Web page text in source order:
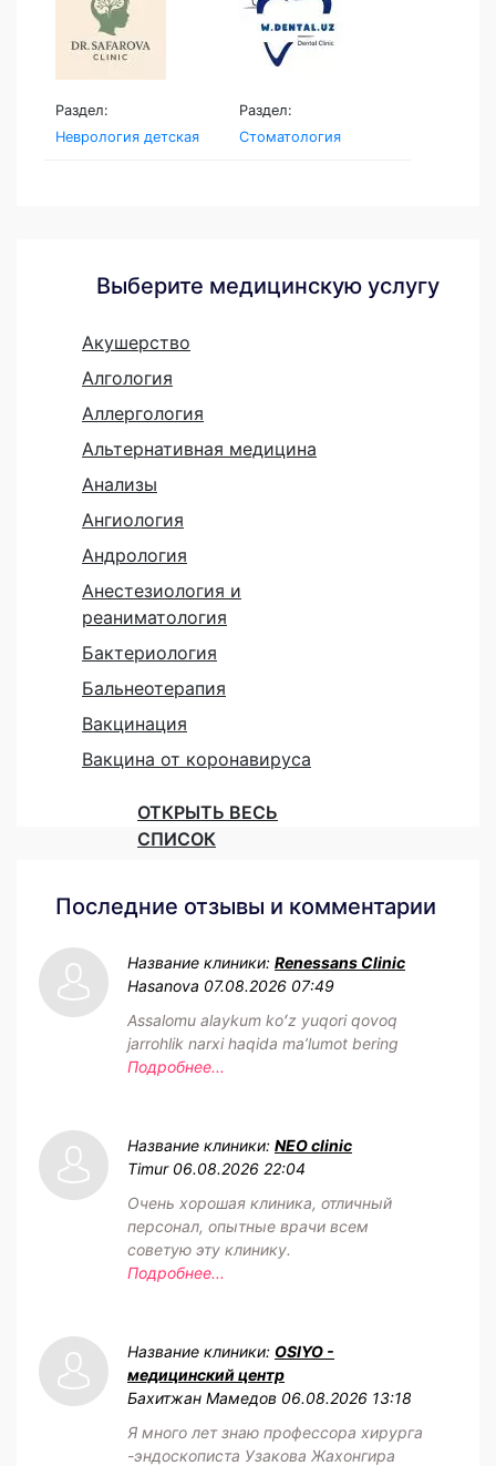
Раздел:
Неврология детская
Раздел:
Стоматология
Выберите медицинскую услугу
Акушерство
Алгология
Аллергология
Альтернативная медицина
Анализы
Ангиология
Андрология
Анестезиология и
реаниматология
Бактериология
Бальнеотерапия
Вакцинация
Вакцина от коронавируса
ОТКРЫТЬ ВЕСЬ
СПИСОК
Последние отзывы и комментарии
Название клиники: Renessans Clinic
Hasanova 07.08.2026 07:49
Assalomu alaykum koʻz yuqori qovoq
jarrohlik narxi haqida maʼlumot bering
Подробнее...
Название клиники: NEO clinic
Timur 06.08.2026 22:04
Очень хорошая клиника, отличный
персонал, опытные врачи всем
советую эту клинику.
Подробнее...
Название клиники: OSIYO -
медицинский центр
Бахитжан Мамедов 06.08.2026 13:18
Я много лет знаю профессора хирурга
-эндоскописта Узакова Жахонгира